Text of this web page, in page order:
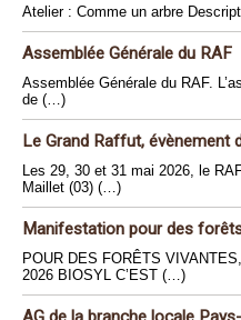
Atelier : Comme un arbre
Assemblée Générale du RAF
Assemblée Générale du RAF.
de (…)
Le Grand Raffut, évènement
Les 29, 30 et 31 mai 2026, le
Maillet (03) (…)
Manifestation pour des
POUR DES FORÊTS
2026 BIOSYL C’EST (…)